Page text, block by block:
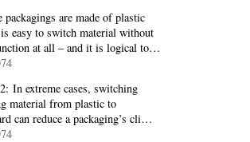
packagings are made of plastic
easy to switch material without
at all – and it is logical to…
In extreme cases, switching
material from plastic to
can reduce a packaging’s cli…